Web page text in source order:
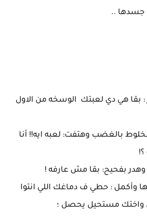
جسدها ..
: بقا هي دي لعبتك الوسخه من الاول
بالغضب وهتفت: لعبه ايه!! أنا
بفحيح: بقا مش عارفه !
وأكمل : حطي ف دماغك اللي انتوا
واختك مستحيل يحصل ؛